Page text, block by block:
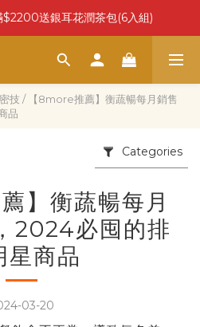
送銀耳花潤茶包(6入組)
技 /
【8more推薦】衡蔬暢每月銷售
品
Categories
】衡蔬暢每月
2024必囤的排
星商品
03-20